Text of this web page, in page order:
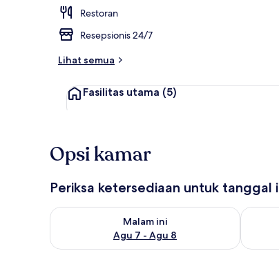
Restoran
Resepsionis 24/7
Lihat semua
Fasilitas utama (5)
Opsi kamar
Periksa ketersediaan untuk tanggal
Malam ini
Agu 7 - Agu 8
Periksa ketersediaan untuk malam ini Agu 7 -